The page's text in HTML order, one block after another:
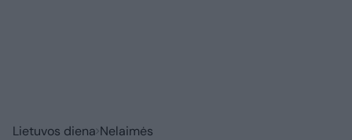
Lietuvos diena Nelaimės